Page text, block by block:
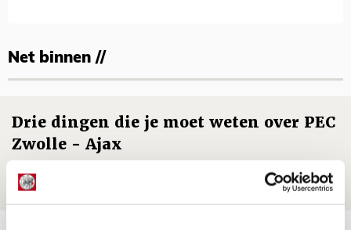
Net binnen //
Drie dingen die je moet weten over PEC
Zwolle - Ajax
NIEUWS